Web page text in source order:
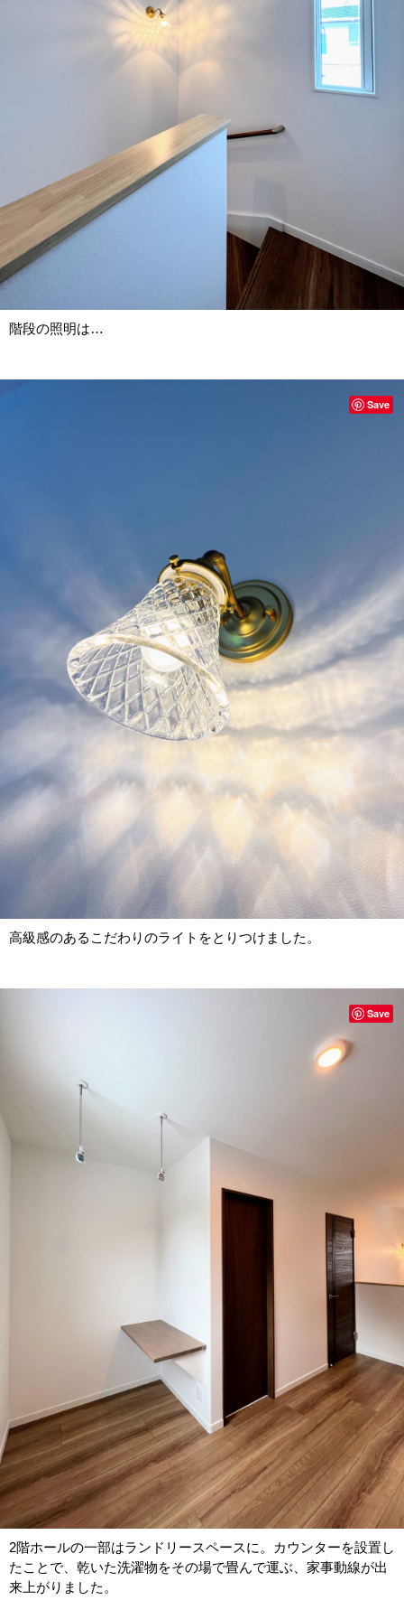
階段の照明は…
高級感のあるこだわりのライトをとりつけました。
Save
2階ホールの一部はランドリースペースに。カウンターを設置し
たことで、乾いた洗濯物をその場で畳んで運ぶ、家事動線が出
来上がりました。
Save